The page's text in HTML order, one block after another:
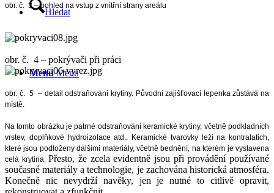
Hledat
Menu Menu
obr. č. 3 – pohled na vstup z vnitřní strany areálu
obr. č. 4 – pokrývači při práci
obr. č. 5 – detail odstraňování krytiny. Původní zajišťovací lepenka zůstává na
místě.
Na tomto obrázku je patrné odstraňování keramické krytiny, včetně podkladních
vrstev, doplňkové hydroizolace atd.. Keramické tvarovky leží na kontralatích,
které jsou podloženy dalšími materiály, včetně bednění, na kterém je vystavena
celá krytina.Přesto, že zcela evidentně jsou při provádění používané
současné materiály a technologie, je zachována historická atmosféra.
Konečně nic nevydrží navěky, jen je nutné to citlivě opravit,